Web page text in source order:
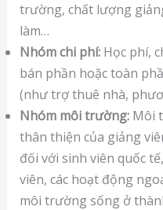
trường, chất lượng
làm…
Nhóm chi phí:Học phí,
bán phần hoặc toàn
(như trợ thuê nhà,
Nhóm môi trường:Môi
thân thiện của giảng
đối với sinh viên quốc
viên, các hoạt động
môi trường sống ở